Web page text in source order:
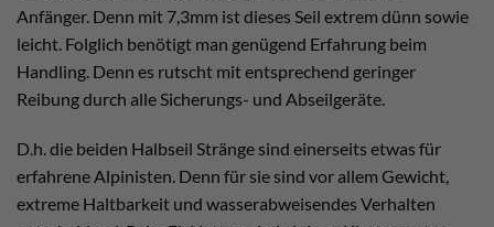
Anfänger. Denn mit 7,3mm ist dieses Seil extrem dünn sowie
leicht. Folglich benötigt man genügend Erfahrung beim
Handling. Denn es rutscht mit entsprechend geringer
Reibung durch alle Sicherungs- und Abseilgeräte.
D.h. die beiden Halbseil Stränge sind einerseits etwas für
erfahrene Alpinisten. Denn für sie sind vor allem Gewicht,
extreme Haltbarkeit und wasserabweisendes Verhalten